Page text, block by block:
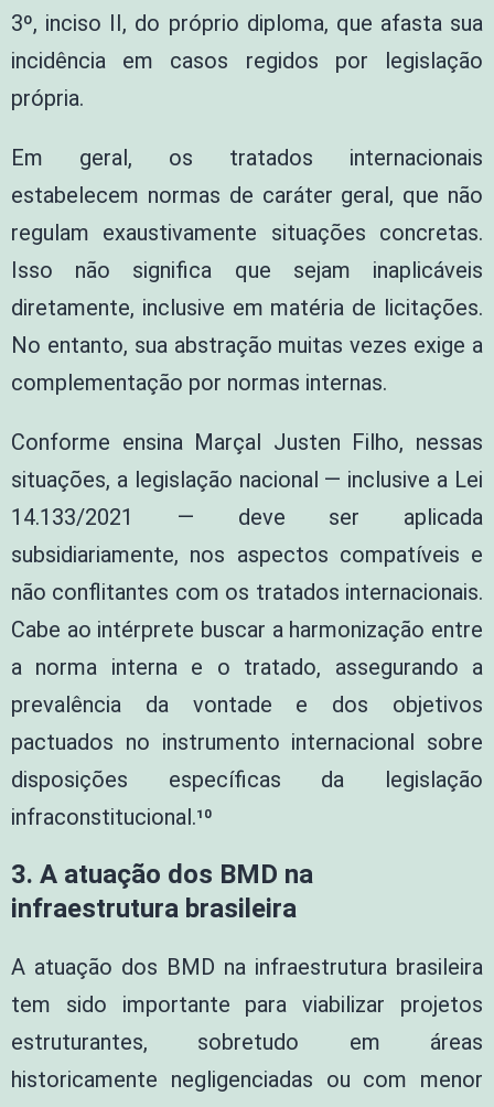
3º, inciso II, do próprio diploma, que afasta sua
incidência em casos regidos por legislação
própria.
Em geral, os tratados internacionais
estabelecem normas de caráter geral, que não
regulam exaustivamente situações concretas.
Isso não significa que sejam inaplicáveis
diretamente, inclusive em matéria de licitações.
No entanto, sua abstração muitas vezes exige a
complementação por normas internas.
Conforme ensina Marçal Justen Filho, nessas
situações, a legislação nacional — inclusive a Lei
14.133/2021 — deve ser aplicada
subsidiariamente, nos aspectos compatíveis e
não conflitantes com os tratados internacionais.
Cabe ao intérprete buscar a harmonização entre
a norma interna e o tratado, assegurando a
prevalência da vontade e dos objetivos
pactuados no instrumento internacional sobre
disposições específicas da legislação
infraconstitucional.¹⁰
3. A atuação dos BMD na
infraestrutura brasileira
A atuação dos BMD na infraestrutura brasileira
tem sido importante para viabilizar projetos
estruturantes, sobretudo em áreas
historicamente negligenciadas ou com menor